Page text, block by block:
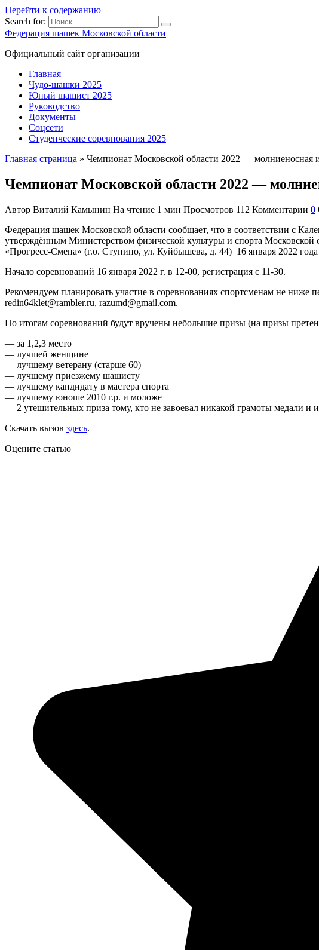
Перейти к содержанию
Search for:
Федерация шашек Московской области
Официальный сайт организации
Главная
Чудо-шашки 2025
Юный шашист 2025
Руководство
Документы
Соцсети
Студенческие соревнования 2025
Главная страница » Чемпионат Московской области 2022 — молниеносная
Чемпионат Московской области 2022 —
Автор Виталий Камынин На чтение 1 мин Просмотров 112 Комментарии 0
Федерация шашек Московской области сообщает, что в соответствии с
утверждённым Министерством физической культуры и спорта
«Прогресс-Смена» (г.о. Ступино, ул. Куйбышева, д. 44) 16 января 2022
Начало соревнований 16 января 2022 г. в 12-00, регистрация с 11-30.
Рекомендуем планировать участие в соревнованиях спортсменам не ниже
redin64klet@rambler.ru, razumd@gmail.com.
По итогам соревнований будут вручены небольшие призы (на призы
— за 1,2,3 место
— лучшей женщине
— лучшему ветерану (старше 60)
— лучшему приезжему шашисту
— лучшему кандидату в мастера спорта
— лучшему юноше 2010 г.р. и моложе
— 2 утешительных приза тому, кто не завоевал никакой грамоты медали и
Скачать вызов здесь.
Оцените статью